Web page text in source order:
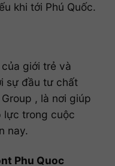
khi tới Phú Quốc.
giới trẻ và
sự đầu tư chất
, là nơi giúp
lực trong cuộc
nay.
Phu Quoc